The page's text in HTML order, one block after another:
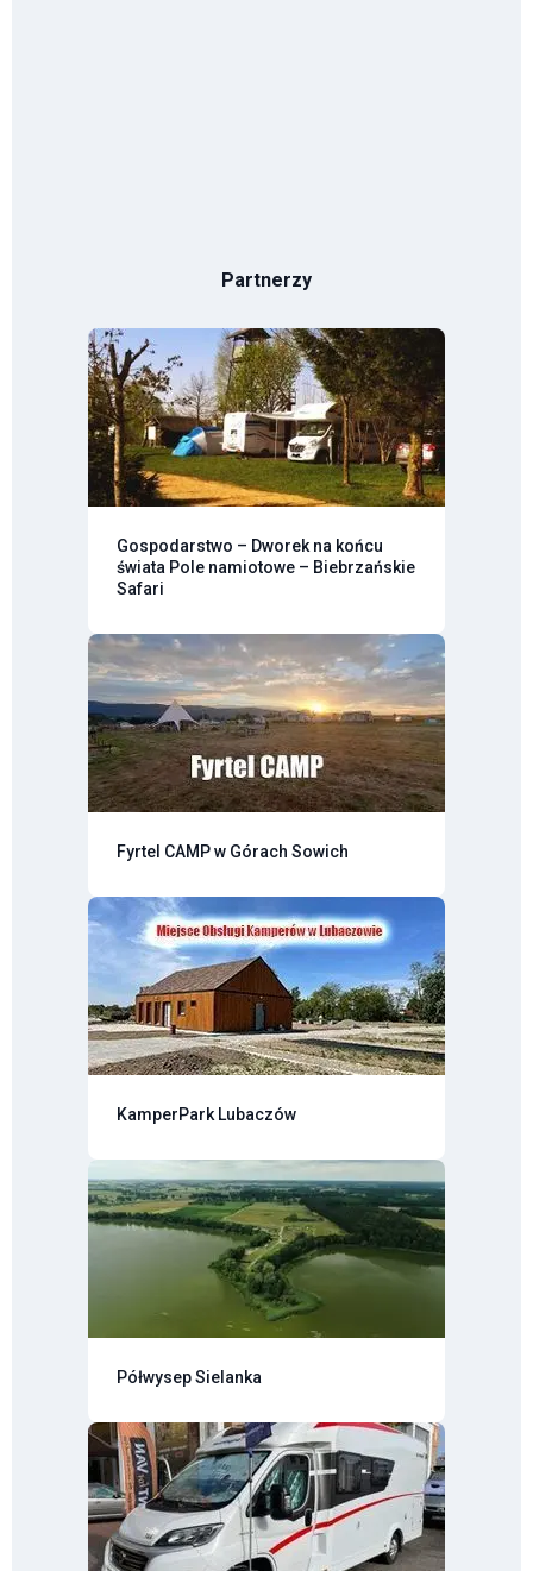
Partnerzy
Gospodarstwo – Dworek na końcu
świata Pole namiotowe – Biebrzańskie
Safari
Fyrtel CAMP w Górach Sowich
KamperPark Lubaczów
Półwysep Sielanka